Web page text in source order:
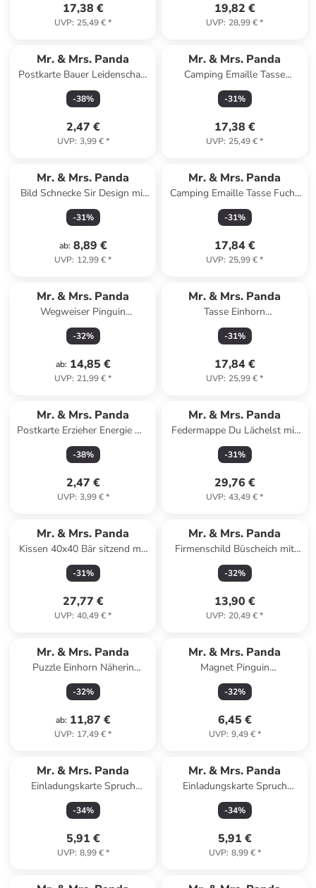
17,38 €
UVP: 25,49 €*
19,82 €
UVP: 28,99 €*
Mr. & Mrs. Panda
Postkarte Bauer Leidenschaft
mit Spruch in Weiß
-38%
2,47 €
UVP: 3,99 €*
Mr. & Mrs. Panda
Camping Emaille Tasse
Sommer Meer Glück mit
Spruch in Gelb Pastell
-31%
17,38 €
UVP: 25,49 €*
Mr. & Mrs. Panda
Bild Schnecke Sir Design mit
Spruch in Weiß
-31%
ab: 8,89 €
UVP: 12,99 €*
Mr. & Mrs. Panda
Camping Emaille Tasse Fuchs
Sterne ohne Spruch in Türkis
Pastell
-31%
17,84 €
UVP: 25,99 €*
Mr. & Mrs. Panda
Wegweiser Pinguin
Weihnachtsbaum Design mit
Spruch in Weiß
-32%
ab: 14,85 €
UVP: 21,99 €*
Mr. & Mrs. Panda
Tasse Einhorn
Weihnachtsmann mit Spruch
in Rot Pastell
-31%
17,84 €
UVP: 25,99 €*
Mr. & Mrs. Panda
Postkarte Erzieher Energie mit
Spruch in Weiß
-38%
2,47 €
UVP: 3,99 €*
Mr. & Mrs. Panda
Federmappe Du Lächelst mit
Spruch in Bunt
-31%
29,76 €
UVP: 43,49 €*
Mr. & Mrs. Panda
Kissen 40x40 Bär sitzend mit
Spruch in Weiß
-31%
27,77 €
UVP: 40,49 €*
Mr. & Mrs. Panda
Firmenschild Büscheich mit
Spruch in Keine Angabe
-32%
13,90 €
UVP: 20,49 €*
Mr. & Mrs. Panda
Puzzle Einhorn Näherin
Design mit Spruch in Weiß
-32%
ab: 11,87 €
UVP: 17,49 €*
Mr. & Mrs. Panda
Magnet Pinguin
Weihnachtsbaum mit Spruch
in Eisblau
-32%
6,45 €
UVP: 9,49 €*
Mr. & Mrs. Panda
Einladungskarte Spruch
Geborgenheit im Zuhause ... in
Meeresbrise
-34%
5,91 €
UVP: 8,99 €*
Mr. & Mrs. Panda
Einladungskarte Spruch
Geborgenheit im Zuhause ... in
Lavendeltraum
-34%
5,91 €
UVP: 8,99 €*